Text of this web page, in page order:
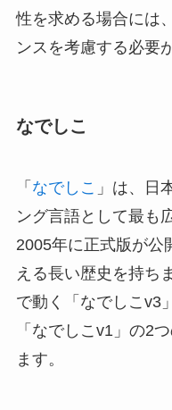
性を求める場合には
ンスを考慮する必要
なでしこ
「 なでしこ 」は、日
ング言語として最も
2005年に正式版が公
える長い歴史を持ち
で動く「なでしこv3
「なでしこv1」の2
ます。